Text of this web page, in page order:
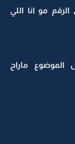
مو انا اللي
ماراح